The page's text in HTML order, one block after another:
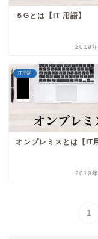
５Gとは【IT 用語】
2019
IT用語
オンプレミスとは【IT
2019
1